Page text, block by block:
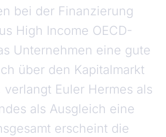
bei der Finanzierung
High Income OECD-
Unternehmen eine gute
über den Kapitalmarkt
Euler Hermes als
als Ausgleich eine
erscheint die